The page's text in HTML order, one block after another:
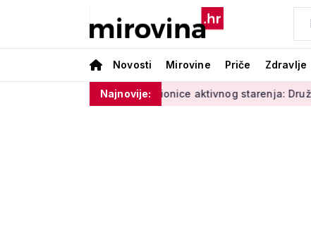
Novosti Mirovine Priče Zdravlje
Najnovije:
Radionice aktivnog starenja: Druženje,